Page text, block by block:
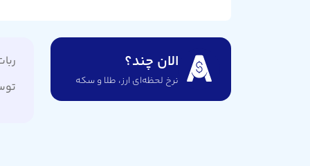
الان چند؟
نرخ لحظه‌ای ارز،‌ طلا و سکه